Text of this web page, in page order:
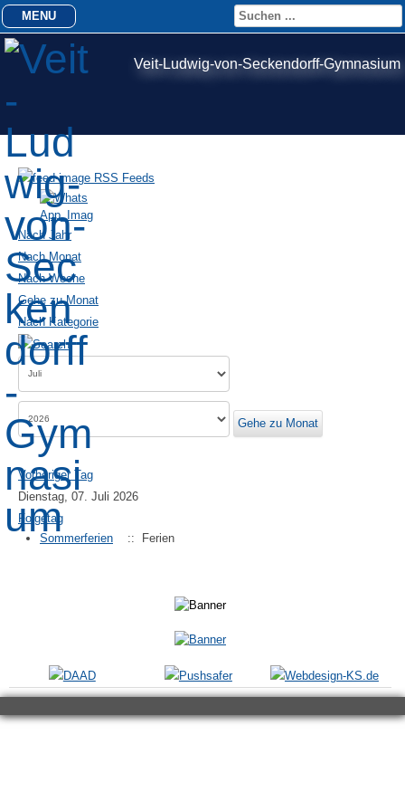
Veit-Ludwig-von-Seckendorff-Gymnasium
MENU
RSS Feeds
Nach Jahr
Nach Monat
Nach Woche
Gehe zu Monat
Nach Kategorie
Gehe zu Monat
Vorheriger Tag
Dienstag, 07. Juli 2026
Folgetag
Sommerferien
:: Ferien